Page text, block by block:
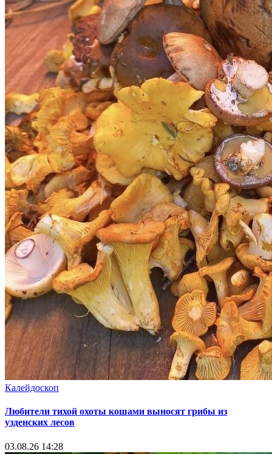
Калейдоскоп
Любители тихой охоты кошами выносят грибы из
узденских лесов
03.08.26 14:28